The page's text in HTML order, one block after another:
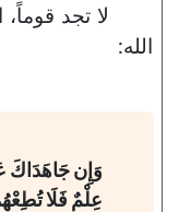
لا تجد
الله:
وَإِن جَاهَدَاكَ
عِلْمٌ فَلَا